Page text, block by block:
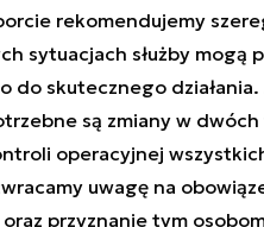
rekomendujemy
sytuacjach służby mogą
do skutecznego
są zmiany w
operacyjnej
uwagę na
przyznanie tym